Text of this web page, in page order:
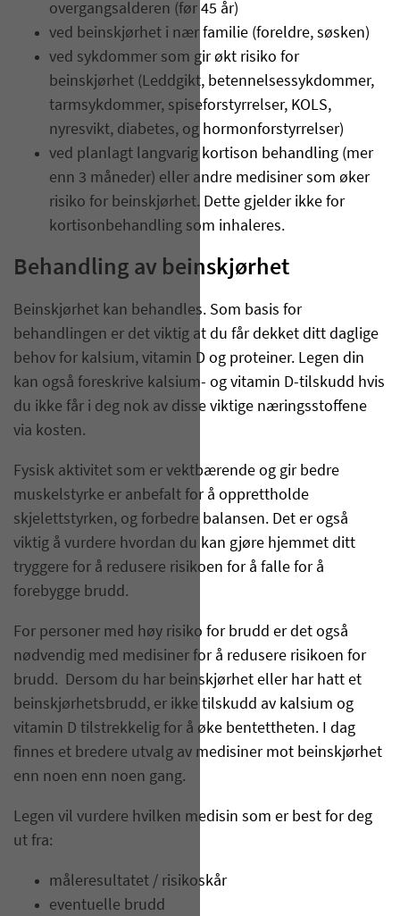
overgangsalderen (før 45 år)
ved beinskjørhet i nær familie (foreldre, søsken)
ved sykdommer som gir økt risiko for
beinskjørhet (Leddgikt, betennelsessykdommer,
tarmsykdommer, spiseforstyrrelser, KOLS,
nyresvikt, diabetes, og hormonforstyrrelser)
ved planlagt langvarig kortison behandling (mer
enn 3 måneder) eller andre medisiner som øker
risiko for beinskjørhet. Dette gjelder ikke for
kortisonbehandling som inhaleres.
Behandling av beinskjørhet
Beinskjørhet kan behandles. Som basis for
behandlingen er det viktig at du får dekket ditt daglige
behov for kalsium, vitamin D og proteiner. Legen din
kan også foreskrive kalsium- og vitamin D-tilskudd hvis
du ikke får i deg nok av disse viktige næringsstoffene
via kosten.
Fysisk aktivitet som er vektbærende og gir bedre
muskelstyrke er anbefalt for å opprettholde
skjelettstyrken, og forbedre balansen. Det er også
viktig å vurdere hvordan du kan gjøre hjemmet ditt
tryggere for å redusere risikoen for å falle for å
forebygge brudd.
For personer med høy risiko for brudd er det også
nødvendig med medisiner for å redusere risikoen for
brudd. Dersom du har beinskjørhet eller har hatt et
beinskjørhetsbrudd, er ikke tilskudd av kalsium og
vitamin D tilstrekkelig for å øke bentettheten. I dag
finnes et bredere utvalg av medisiner mot beinskjørhet
enn noen enn noen gang.
Legen vil vurdere hvilken medisin som er best for deg
ut fra:
måleresultatet / risikoskår
eventuelle brudd